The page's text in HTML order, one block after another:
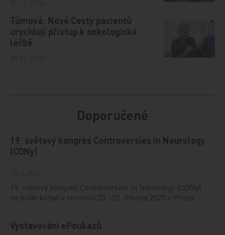
Tůmová: Nové Cesty pacientů
urychlují přístup k onkologické
léčbě
Doporučené
19. světový kongres Controversies in Neurology
(CONy)
19. světový kongres Controversies in Neurology (CONy)
se bude konat v termínu 20.–22. března 2025 v Praze.
Vystavování ePoukazů